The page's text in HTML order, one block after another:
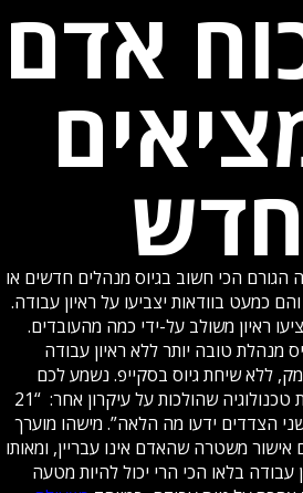
אדם
הכי חשוב בגיוס מנהלים חדשים או
כמעט בוודאות יצביעו על ראיון עבודה.
ראיון משולב על-ידי כמה מהעובדים.
מנהלת טובה יותר ללא ראיון עבודה
ללא שיחת גיוס בסקייפ. נשמע לכם
בלתי אפשרי?יש למשל חברות טכנולוגיה שהולכות על עיקרון אחר: “21
הצדדים ידעו מה הלאה”. מישהו מוערך
משטרה שהאדם אינו עבריין, ומאותו
עבודה בלאו הכי הרי יכול להיות מטעה